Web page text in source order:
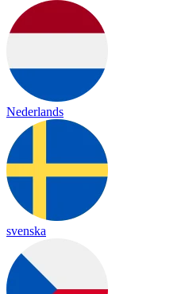
Nederlands
svenska